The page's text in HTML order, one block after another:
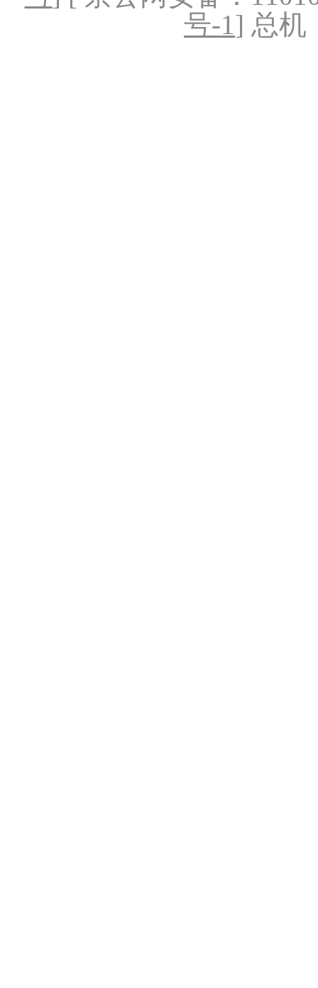
号-1] 总机